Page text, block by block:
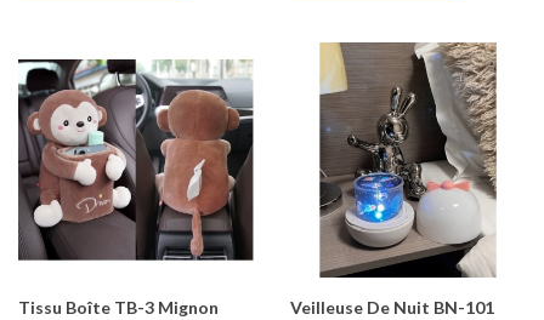
Tissu Boîte TB-3 Mignon
Veilleuse De Nuit BN-101